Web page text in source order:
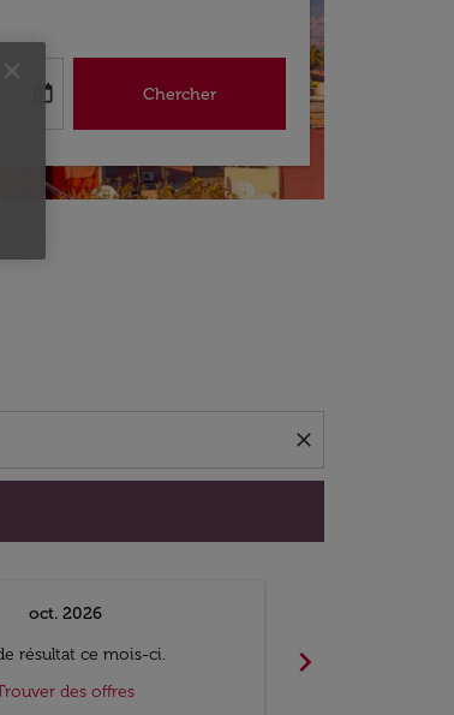
aria-label
today Chercher
close
oct. 2026
résultat ce mois-ci.
des offres
chevron_right